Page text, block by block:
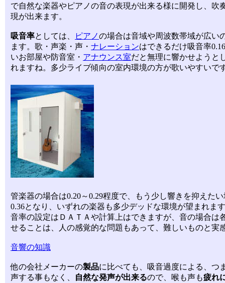
で自然な楽器やピアノの音の表現が出来る様に開発し、吹
現が出来ます。
吸音率としては、 ピアノの場合は音域や周波数帯域が広い
ます。歌・声楽・声・ ナレーションはできるだけ吸音率
いお部屋や防音室・ アナウンス室だと無理に響かせようと
れますね。多少ライブ傾向の室内環境の方が歌いやすいで
管楽器の場合は0.20～0.29程度で、もう少し響きを抑えた
0.36となり、いずれの楽器も多少デッドな環境が望まれま
音率の設定はＤＡＴＡや計算上はできますが、音の場合は
せることは、人の感覚的な問題もあって、難しいものと実
音響の知識
他の会社メーカーの製品に比べても、吸音過度による、つ
声する事もなく、
自然な発声が出来るので、喉も声も疲れ